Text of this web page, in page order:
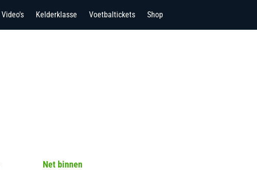
Video's Kelderklasse Voetbaltickets Shop
Net binnen